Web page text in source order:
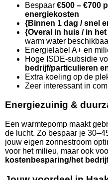
Bespaar €500 – €700
energiekosten
{Binnen 1 dag / snel
{Overal in huis / in
warm water
Energielabel A+ en
Hoge ISDE-subsidie
bedrijf/particulieren
Extra koeling op de
Zeer interessant in
Energiezuinig &
Een warmtepomp maakt
de lucht. Zo bespaar je
jouw eigen zonnestroom
voor het milieu, maar ook
kostenbesparing/het